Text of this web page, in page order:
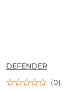
NAZWA
PRODUCENTA:
DEFENDER
(0)